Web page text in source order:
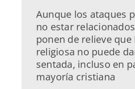
Aunque los ataques
no estar
ponen de relieve
religiosa no puede
sentada, incluso en
mayoría cristiana